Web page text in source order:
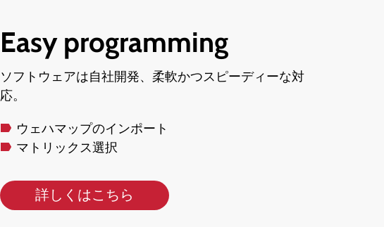
Easy programming
ソフトウェアは自社開発、柔軟かつスピーディーな対
応。
ウェハマップのインポート
マトリックス選択
詳しくはこちら